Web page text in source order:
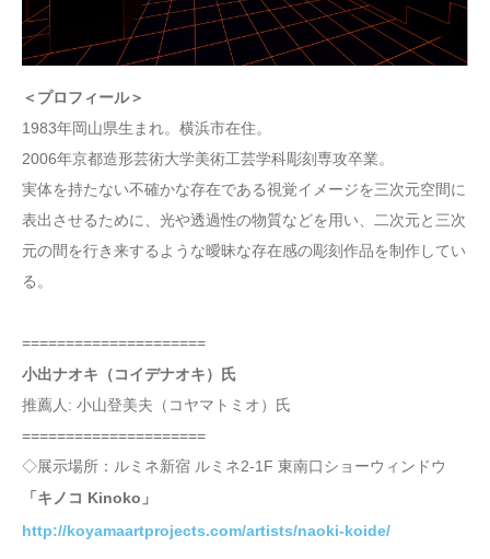
＜プロフィール＞
1983年岡山県生まれ。横浜市在住。
2006年京都造形芸術大学美術工芸学科彫刻専攻卒業。
実体を持たない不確かな存在である視覚イメージを三次元空間に
表出させるために、光や透過性の物質などを用い、二次元と三次
元の間を行き来するような曖昧な存在感の彫刻作品を制作してい
る。
=====================
小出ナオキ（コイデナオキ）氏
推薦人: 小山登美夫（コヤマトミオ）氏
=====================
◇展示場所：ルミネ新宿 ルミネ2-1F 東南口ショーウィンドウ
「キノコ Kinoko」
http://koyamaartprojects.com/artists/naoki-koide/